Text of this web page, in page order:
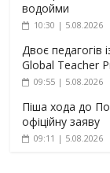
водойми
10:30 | 5.08.2026
Двоє педагогів
Global Teacher
09:55 | 5.08.2026
Піша хода до
офіційну заяву
09:11 | 5.08.2026